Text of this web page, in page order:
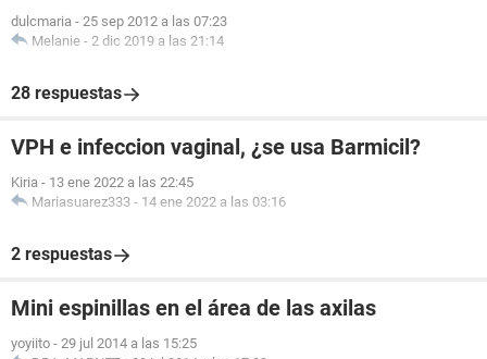
dulcmaria - 25 sep 2012 a las 07:23
Melanie - 2 dic 2019 a las 21:14
28 respuestas
VPH e infeccion vaginal, ¿se usa Barmicil?
Kiria - 13 ene 2022 a las 22:45
Mariasuarez333 - 14 ene 2022 a las 03:16
2 respuestas
Mini espinillas en el área de las axilas
yoyiito - 29 jul 2014 a las 15:25